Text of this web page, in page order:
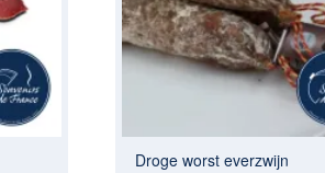
Droge worst everzwijn